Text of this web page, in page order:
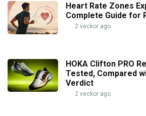
Heart Rate Zones
Complete Guide for
2 veckor ago
HOKA Clifton PRO
Tested, Compared
Verdict
2 veckor ago